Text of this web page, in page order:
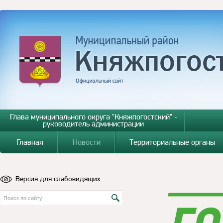
Глава муниципального округа "Княжпогостский" -
руководитель администрации
Главная
Новости Территориальные органы
Версия для слабовидящих